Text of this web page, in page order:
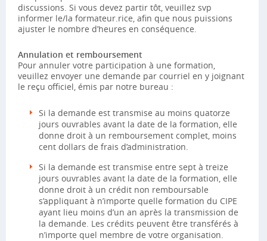
discussions. Si vous devez partir tôt, veuillez svp
informer le/la formateur.rice, afin que nous puissions
ajuster le nombre d’heures en conséquence.
Annulation et remboursement
Pour annuler votre participation à une formation,
veuillez envoyer une demande par courriel en y joignant
le reçu officiel, émis par notre bureau :
Si la demande est transmise au moins quatorze
jours ouvrables avant la date de la formation, elle
donne droit à un remboursement complet, moins
cent dollars de frais d’administration.
Si la demande est transmise entre sept à treize
jours ouvrables avant la date de la formation, elle
donne droit à un crédit non remboursable
s’appliquant à n’importe quelle formation du CIPE
ayant lieu moins d’un an après la transmission de
la demande. Les crédits peuvent être transférés à
n’importe quel membre de votre organisation.